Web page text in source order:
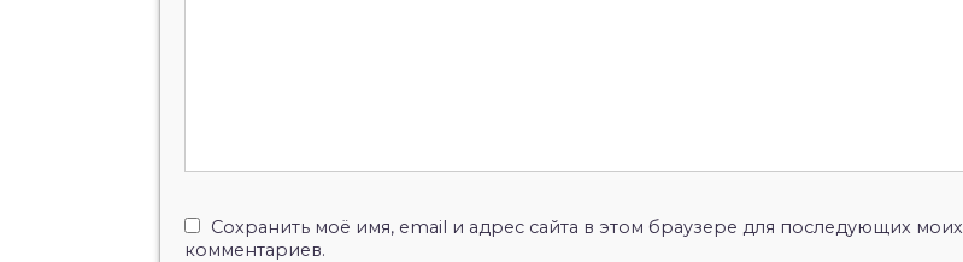
Сохранить моё имя, email и адрес сайта в этом браузере для последующих моих
комментариев.